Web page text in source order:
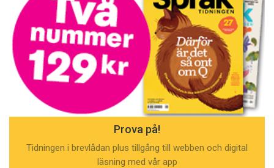
Prova på!
Tidningen i brevlådan plus tillgång till webben och digital
läsning med vår app